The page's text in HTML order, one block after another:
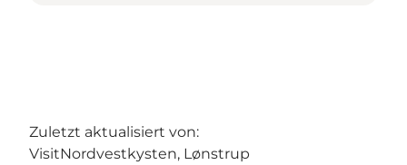
Zuletzt aktualisiert von:
VisitNordvestkysten, Lønstrup